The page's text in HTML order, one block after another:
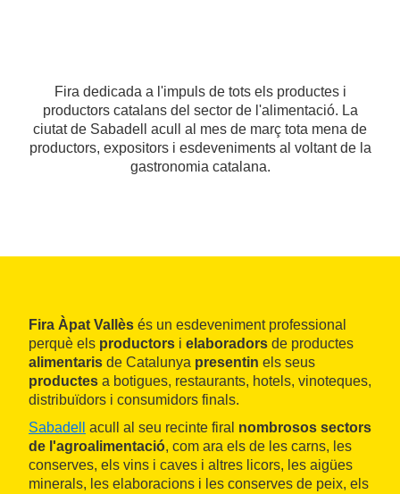
Fira dedicada a l'impuls de tots els productes i
productors catalans del sector de l'alimentació. La
ciutat de Sabadell acull al mes de març tota mena de
productors, expositors i esdeveniments al voltant de la
gastronomia catalana.
Fira Àpat Vallès és un esdeveniment professional
perquè els productors i elaboradors de productes
alimentaris de Catalunya presentin els seus
productes a botigues, restaurants, hotels, vinoteques,
distribuïdors i consumidors finals.
Sabadell
acull al seu recinte firal nombrosos sectors
de l'agroalimentació, com ara els de les carns, les
conserves, els vins i caves i altres licors, les aigües
minerals, les elaboracions i les conserves de peix, els